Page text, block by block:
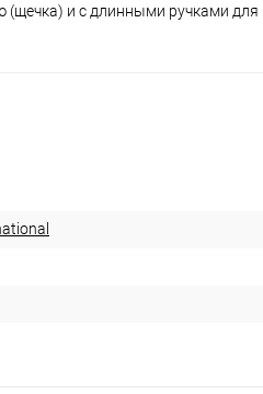
и с длинными ручками для